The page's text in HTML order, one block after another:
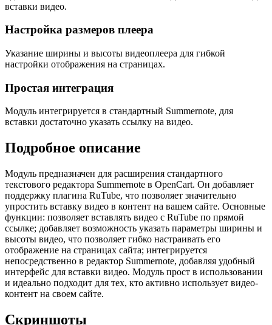
вставки видео.
Настройка размеров плеера
Указание ширины и высоты видеоплеера для гибкой
настройки отображения на страницах.
Простая интеграция
Модуль интегрируется в стандартный Summernote, для
вставки достаточно указать ссылку на видео.
Подробное описание
Модуль предназначен для расширения стандартного
текстового редактора Summernote в OpenCart. Он добавляет
поддержку плагина RuTube, что позволяет значительно
упростить вставку видео в контент на вашем сайте. Основные
функции: позволяет вставлять видео с RuTube по прямой
ссылке; добавляет возможность указать параметры ширины и
высоты видео, что позволяет гибко настраивать его
отображение на страницах сайта; интегрируется
непосредственно в редактор Summernote, добавляя удобный
интерфейс для вставки видео. Модуль прост в использовании
и идеально подходит для тех, кто активно использует видео-
контент на своем сайте.
Скриншоты